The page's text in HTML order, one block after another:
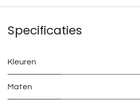
Specificaties
Kleuren
Maten